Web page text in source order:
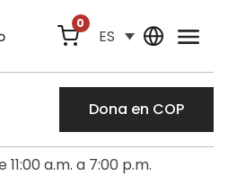
0
ES
Dona en COP
a.m. a 7:00 p.m.